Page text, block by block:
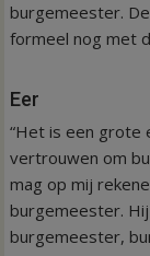
burgemeester.
formeel nog met
Eer
“Het is een grote
vertrouwen om
mag op mij
burgemeester.
burgemeester,